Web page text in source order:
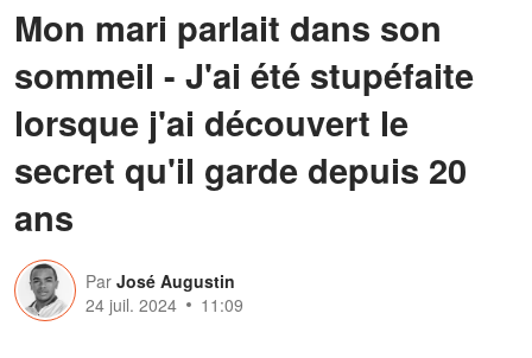
Mon mari parlait dans son
sommeil - J'ai été stupéfaite
lorsque j'ai découvert le
secret qu'il garde depuis 20
ans
Par José Augustin
24 juil. 2024
11:09